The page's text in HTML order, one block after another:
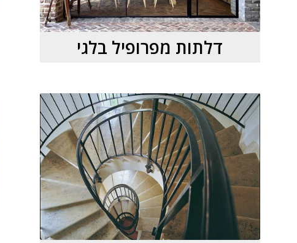
דלתות מפרופיל בלגי